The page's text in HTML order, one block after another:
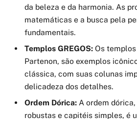
da beleza e da harmonia. As
matemáticas e a busca pela
fundamentais.
Templos GREGOS: Os
Partenon, são exemplos
clássica, com suas colunas
delicadeza dos detalhes.
Ordem Dórica: A ordem
robustas e capitéis simples, é